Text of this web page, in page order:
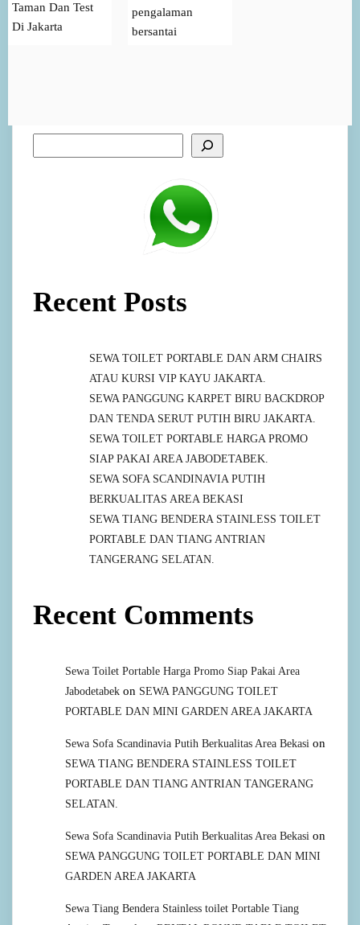
Taman Dan Test
Di Jakarta
pengalaman
bersantai
Recent Posts
SEWA TOILET PORTABLE DAN ARM CHAIRS
ATAU KURSI VIP KAYU JAKARTA.
SEWA PANGGUNG KARPET BIRU BACKDROP
DAN TENDA SERUT PUTIH BIRU JAKARTA.
SEWA TOILET PORTABLE HARGA PROMO
SIAP PAKAI AREA JABODETABEK.
SEWA SOFA SCANDINAVIA PUTIH
BERKUALITAS AREA BEKASI
SEWA TIANG BENDERA STAINLESS TOILET
PORTABLE DAN TIANG ANTRIAN
TANGERANG SELATAN.
Recent Comments
Sewa Toilet Portable Harga Promo Siap Pakai Area
Jabodetabek on SEWA PANGGUNG TOILET
PORTABLE DAN MINI GARDEN AREA JAKARTA
Sewa Sofa Scandinavia Putih Berkualitas Area Bekasi on
SEWA TIANG BENDERA STAINLESS TOILET
PORTABLE DAN TIANG ANTRIAN TANGERANG
SELATAN.
Sewa Sofa Scandinavia Putih Berkualitas Area Bekasi on
SEWA PANGGUNG TOILET PORTABLE DAN MINI
GARDEN AREA JAKARTA
Sewa Tiang Bendera Stainless toilet Portable Tiang